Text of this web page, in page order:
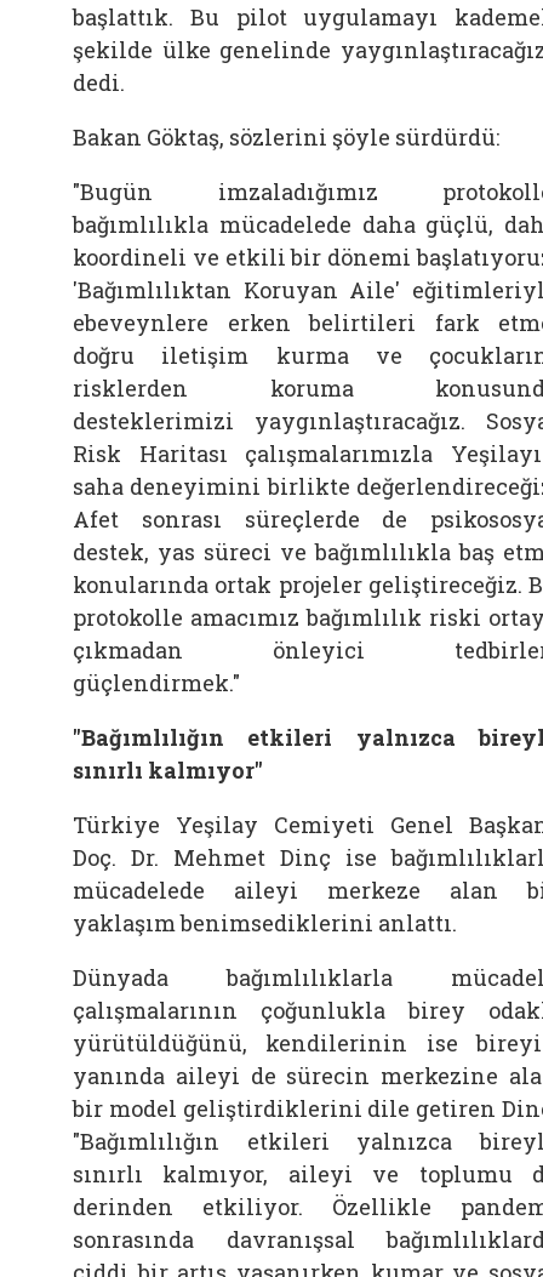
başlattık. Bu pilot uygulamayı
şekilde ülke genelinde
dedi.
Bakan Göktaş, sözlerini şöyle sürdürdü:
"Bugün imzaladığımız
bağımlılıkla mücadelede daha güçlü,
koordineli ve etkili bir dönemi
'Bağımlılıktan Koruyan Aile'
ebeveynlere erken belirtileri fark
doğru iletişim kurma ve
risklerden koruma
desteklerimizi yaygınlaştıracağız.
Risk Haritası çalışmalarımızla
saha deneyimini birlikte
Afet sonrası süreçlerde de
destek, yas süreci ve bağımlılıkla baş
konularında ortak projeler geliştireceğiz.
protokolle amacımız bağımlılık riski
çıkmadan önleyici
güçlendirmek."
"Bağımlılığın etkileri yalnızca
sınırlı kalmıyor"
Türkiye Yeşilay Cemiyeti Genel
Doç. Dr. Mehmet Dinç ise
mücadelede aileyi merkeze alan
yaklaşım benimsediklerini anlattı.
Dünyada bağımlılıklarla
çalışmalarının çoğunlukla birey
yürütüldüğünü, kendilerinin ise
yanında aileyi de sürecin merkezine
bir model geliştirdiklerini dile getiren
"Bağımlılığın etkileri yalnızca
sınırlı kalmıyor, aileyi ve toplumu
derinden etkiliyor. Özellikle
sonrasında davranışsal